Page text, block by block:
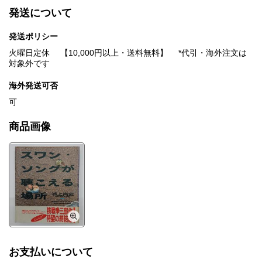
発送について
発送ポリシー
火曜日定休 【10,000円以上・送料無料】 *代引・海外注文は
対象外です
海外発送可否
可
商品画像
お支払いについて